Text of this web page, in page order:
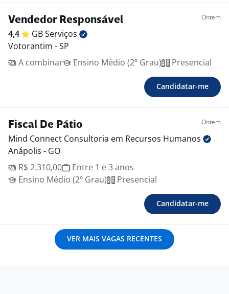
Vendedor Responsável Ontem
4,4 GBServiços
Votorantim - SP
A combinar
Ensino Médio (2º Grau) Presencial
Candidatar-me
Fiscal De Pátio Ontem
Mind Connect Consultoria em Recursos Humanos
Anápolis - GO
R$ 2.310,00
Entre 1 e 3 anos
Ensino Médio (2º Grau)
Presencial
Candidatar-me
VER MAIS VAGAS RECENTES